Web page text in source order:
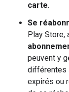
carte.
Se
Play Store,
peuvent y
différentes
expirés ou